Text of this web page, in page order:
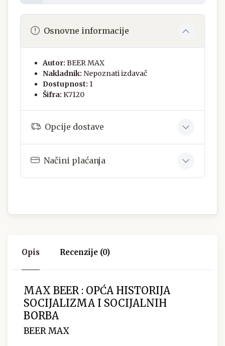
Osnovne informacije
Autor: BEER MAX
Nakladnik: Nepoznati izdavač
Dostupnost: 1
Šifra: K7120
Opcije dostave
Načini plaćanja
Opis Recenzije (0)
MAX BEER : OPĆA HISTORIJA
SOCIJALIZMA I SOCIJALNIH
BORBA
BEER MAX